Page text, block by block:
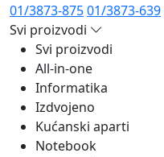
01/3873-87501/3873-639
Svi proizvodi
Svi proizvodi
All-in-one
Informatika
Izdvojeno
Kućanski aparti
Notebook